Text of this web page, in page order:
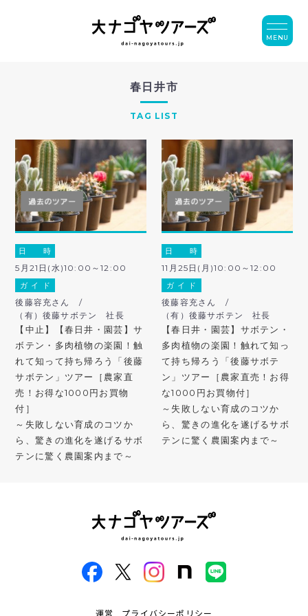
春日井市
TAG LIST
日 時
5月21日(水)10:00～12:00
ガ イ ド
後藤容充さん /
（有）後藤サボテン 社長
【中止】【春日井・園芸】サ
ボテン・多肉植物の楽園！触
れて知って持ち帰ろう「後藤
サボテン」ツアー［農家直
売！お得な1000円お買物
付］
～失敗しない育成のコツか
ら、驚きの進化を遂げるサボ
テンに驚く農園案内まで～
日 時
11月25日(月)10:00～12:00
ガ イ ド
後藤容充さん /
（有）後藤サボテン 社長
【春日井・園芸】サボテン・
多肉植物の楽園！触れて知っ
て持ち帰ろう「後藤サボテ
ン」ツアー［農家直売！お得
な1000円お買物付］
～失敗しない育成のコツか
ら、驚きの進化を遂げるサボ
テンに驚く農園案内まで～
運営 プライバシーポリシー
MENU